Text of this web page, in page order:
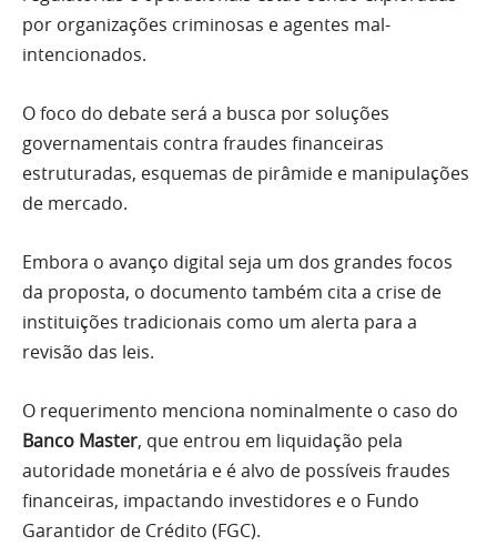
por organizações criminosas e agentes mal-
intencionados.
O foco do debate será a busca por soluções
governamentais contra fraudes financeiras
estruturadas, esquemas de pirâmide e manipulações
de mercado.
Embora o avanço digital seja um dos grandes focos
da proposta, o documento também cita a crise de
instituições tradicionais como um alerta para a
revisão das leis.
O requerimento menciona nominalmente o caso do
Banco Master, que entrou em liquidação pela
autoridade monetária e é alvo de possíveis fraudes
financeiras, impactando investidores e o Fundo
Garantidor de Crédito (FGC).